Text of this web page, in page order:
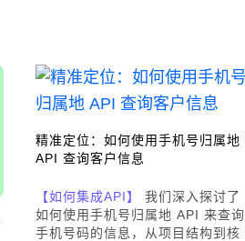
精准定位：如何使用手机号归属地
API 查询客户信息
【如何集成API】
我们深入探讨了
如何使用手机号归属地 API 来查询
手机号码的信息，从项目结构到核